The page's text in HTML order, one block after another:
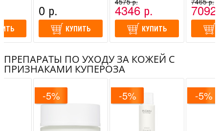
0 р.
КУПИТЬ
Италия)
4346 р.
КУПИТЬ
Италия)
ПРЕПАРАТЫ ПО УХОДУ ЗА КОЖЕЙ С
ПРИЗНАКАМИ КУПЕРОЗА
-5% -5% -5%